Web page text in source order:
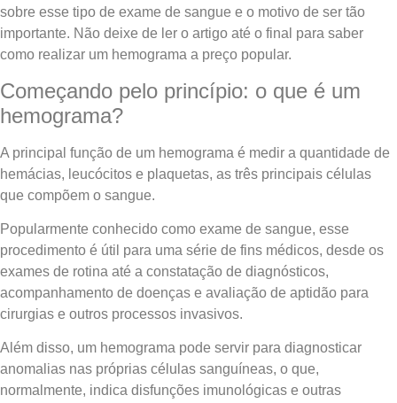
sobre esse tipo de exame de sangue e o motivo de ser tão
importante. Não deixe de ler o artigo até o final para saber
como realizar um hemograma a preço popular.
Começando pelo princípio: o que é um
hemograma?
A principal função de um hemograma é medir a quantidade de
hemácias, leucócitos e plaquetas, as três principais células
que compõem o sangue.
Popularmente conhecido como exame de sangue, esse
procedimento é útil para uma série de fins médicos, desde os
exames de rotina até a constatação de diagnósticos,
acompanhamento de doenças e avaliação de aptidão para
cirurgias e outros processos invasivos.
Além disso, um hemograma pode servir para diagnosticar
anomalias nas próprias células sanguíneas, o que,
normalmente, indica disfunções imunológicas e outras